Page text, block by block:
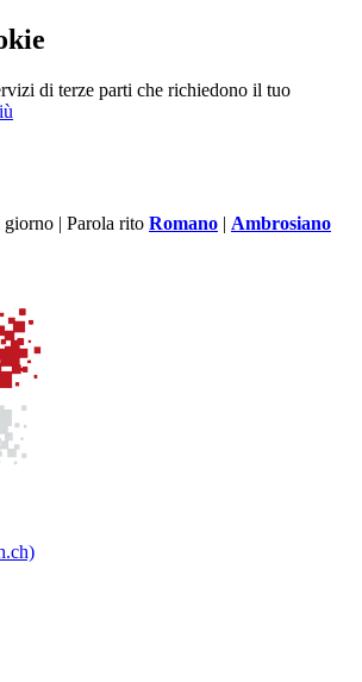
di terze parti che richiedono il tuo
giorno | Parola rito Romano | Ambrosiano